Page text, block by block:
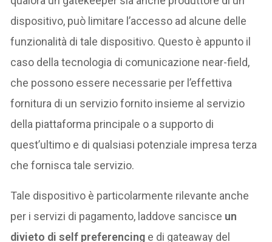
dispositivo, può limitare l’accesso ad alcune delle
funzionalità di tale dispositivo. Questo è appunto il
caso della tecnologia di comunicazione near-field,
che possono essere necessarie per l’effettiva
fornitura di un servizio fornito insieme al servizio
della piattaforma principale o a supporto di
quest’ultimo e di qualsiasi potenziale impresa terza
che fornisca tale servizio.
Tale dispositivo è particolarmente rilevante anche
per i servizi di pagamento, laddove sancisce un
divieto di self preferencing e di gateaway del